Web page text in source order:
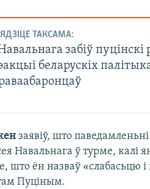
ТАКСАМА:
забіў
беларускіх
заявіў, што
Навальнага ў турме, калі
што ён назваў «слабасьцю
Пуціным.